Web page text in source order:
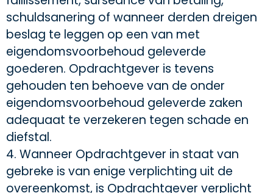
schuldsanering of wanneer derden dreigen
beslag te leggen op een van met
eigendomsvoorbehoud geleverde
goederen. Opdrachtgever is tevens
gehouden ten behoeve van de onder
eigendomsvoorbehoud geleverde zaken
adequaat te verzekeren tegen schade en
diefstal.
4. Wanneer Opdrachtgever in staat van
gebreke is van enige verplichting uit de
overeenkomst, is Opdrachtgever verplicht